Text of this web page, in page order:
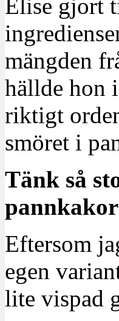
Elise gjort
mängden
hällde hon
riktigt
smöret i
Tänk så
Eftersom
egen
lite vispad